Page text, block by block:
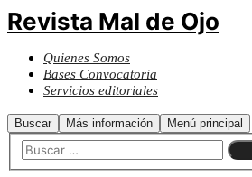
Revista Mal de Ojo
Quienes Somos
Bases Convocatoria
Servicios editoriales
Buscar Más información Menú principal